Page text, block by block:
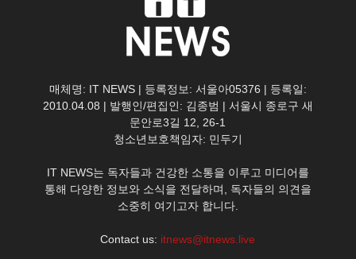
매체명: IT NEWS | 등록정보: 서울아05376 | 등록일:
2010.04.08 | 발행인/편집인: 김종범 | 서울시 종로구 새
문안로3길 12, 26-1
청소년보호책임자: 민두기
IT NEWS는 독자들과 건강한 소통을 이루고 미디어를
통해 다양한 정보와 소식을 전달하며, 독자들의 의견을
소중히 여기고자 합니다.
Contact us: itnews@itnews.live